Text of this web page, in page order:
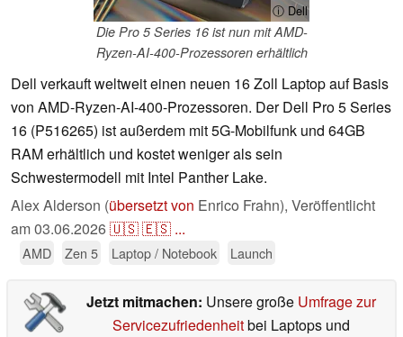
ⓘ Dell
Die Pro 5 Series 16 ist nun mit AMD-
Ryzen-AI-400-Prozessoren erhältlich
Dell verkauft weltweit einen neuen 16 Zoll Laptop auf Basis
von AMD-Ryzen-AI-400-Prozessoren. Der Dell Pro 5 Series
16 (P516265) ist außerdem mit 5G-Mobilfunk und 64GB
RAM erhältlich und kostet weniger als sein
Schwestermodell mit Intel Panther Lake.
Alex Alderson (übersetzt von Enrico Frahn), Veröffentlicht
am03.06.2026🇺🇸🇪🇸 ...
AMD Zen 5 Laptop / Notebook Launch
Jetzt mitmachen: Unsere große Umfrage zur
Servicezufriedenheitbei Laptops und